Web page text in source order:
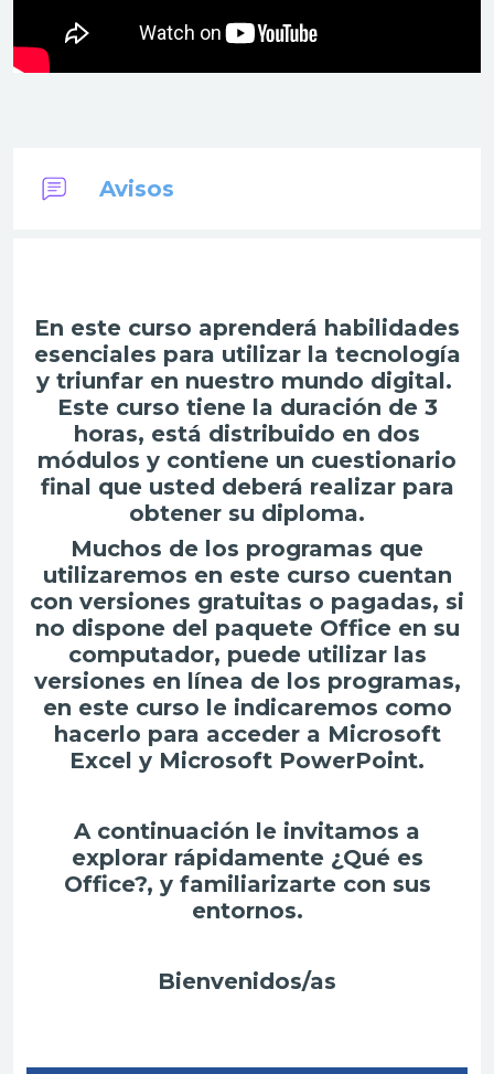
Avisos
En este curso aprenderá habilidades
esenciales para utilizar la tecnología
y triunfar en nuestro mundo digital.
Este curso tiene la duración de 3
horas, está distribuido en dos
módulos y contiene un cuestionario
final que usted deberá realizar para
obtener su diploma.
Muchos de los programas que
utilizaremos en este curso cuentan
con versiones gratuitas o pagadas, si
no dispone del paquete Office en su
computador, puede utilizar las
versiones en línea de los programas,
en este curso le indicaremos como
hacerlo para acceder a Microsoft
Excel y Microsoft PowerPoint.
A continuación le invitamos a
explorar rápidamente ¿Qué es
Office?, y familiarizarte con sus
entornos.
Bienvenidos/as